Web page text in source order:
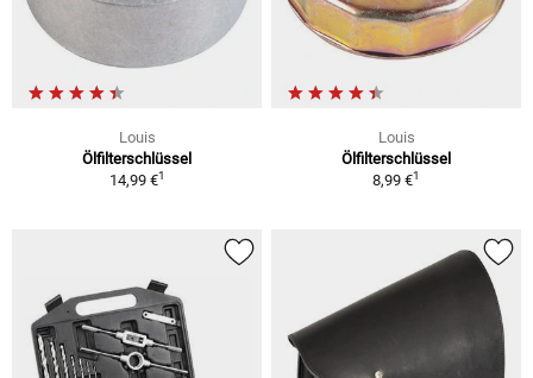
Louis
Ölfilterschlüssel
14,99 €1
Louis
Ölfilterschlüssel
8,99 €1